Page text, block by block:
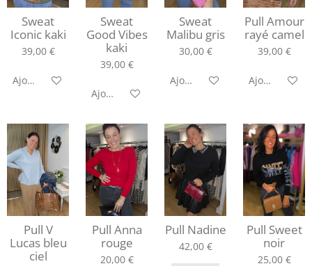
Sweat
Iconic kaki
39,00 €
Ajouter au panier
Sweat
Good Vibes
kaki
39,00 €
Ajouter au panier
Sweat
Malibu gris
30,00 €
Ajouter au panier
Pull Amour
rayé camel
39,00 €
Ajouter au
Pull V
Lucas bleu
ciel
Pull Anna
rouge
20,00 €
Pull Nadine
42,00 €
Pull Sweet
noir
25,00 €